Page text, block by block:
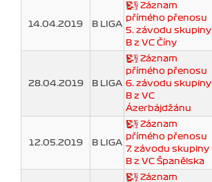
14.04.2019 B LIGA
Záznam
přímého přenosu
5. závodu skupiny
B z VC Číny
28.04.2019 B LIGA
Záznam
přímého přenosu
6. závodu skupiny
B z VC
Ázerbájdžánu
12.05.2019 B LIGA
Záznam
přímého přenosu
7. závodu skupiny
B z VC Španělska
Záznam